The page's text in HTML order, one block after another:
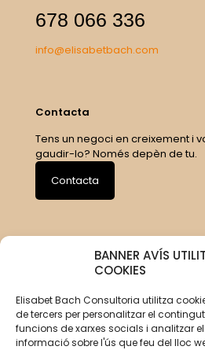
BANNER AVÍS
COOKIES
Elisabet Bach Consultoria utilitza
de tercers per personalitzar el
funcions de xarxes socials i analitzar
informació sobre l'ús que feu del lloc
678 066 336
info@elisabetbach.com
Contacta
Tens un negoci en creixement i
gaudir-lo? Només depèn de tu.
Contacta